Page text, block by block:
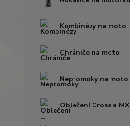
Kombinézy na moto
Chrániče na moto
Nepromoky na moto
Oblečení Cross a MX